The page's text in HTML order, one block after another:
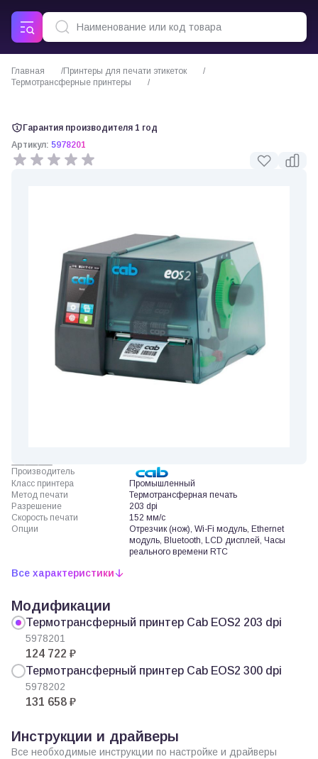
Главная
Принтеры для печати этикеток
Термотрансферные принтеры
Гарантия производителя 1 год
Артикул: 5978201
Производитель
Класс принтера
Промышленный
Метод печати
Термотрансферная печать
Разрешение
203 dpi
Скорость печати
152 мм/с
Опции
Отрезчик (нож), Wi-Fi модуль, Ethernet
модуль, Bluetooth, LCD дисплей, Часы
реального времени RTC
Все характеристики
Модификации
Термотрансферный принтер Cab EOS2 203 dpi
5978201
124 722 ₽
Термотрансферный принтер Cab EOS2 300 dpi
5978202
131 658 ₽
Инструкции и драйверы
Все необходимые инструкции по настройке и драйверы